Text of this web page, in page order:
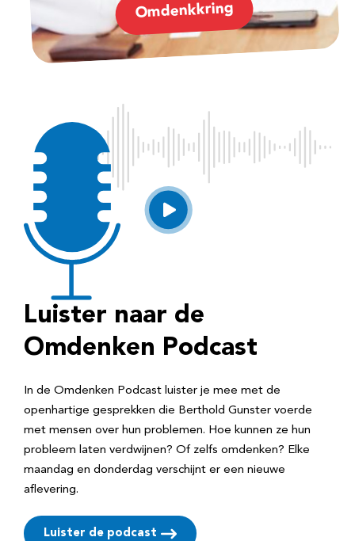
Omdenkkring
Luister naar de
Omdenken Podcast
In de Omdenken Podcast luister je mee met de
openhartige gesprekken die Berthold Gunster voerde
met mensen over hun problemen. Hoe kunnen ze hun
probleem laten verdwijnen? Of zelfs omdenken? Elke
maandag en donderdag verschijnt er een nieuwe
aflevering.
Luister de podcast